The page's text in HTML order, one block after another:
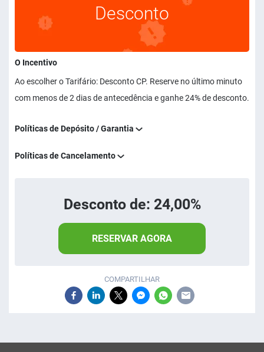
Desconto
O Incentivo
Ao escolher o Tarifário: Desconto CP. Reserve no último minuto
com menos de 2 dias de antecedência e ganhe 24% de desconto.
Políticas de Depósito / Garantia
Políticas de Cancelamento
Desconto de: 24,00%
RESERVAR AGORA
COMPARTILHAR